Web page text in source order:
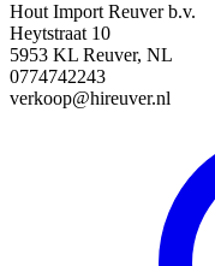
Hout Import Reuver b.v.
Heytstraat 10
5953 KL Reuver, NL
0774742243
verkoop@hireuver.nl